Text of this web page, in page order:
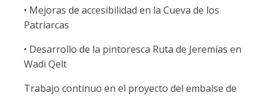
• Mejoras de accesibilidad en la Cueva de los
Patriarcas
• Desarrollo de la pintoresca Ruta de Jeremías en
Wadi Qelt
Trabajo continuo en el proyecto del embalse de